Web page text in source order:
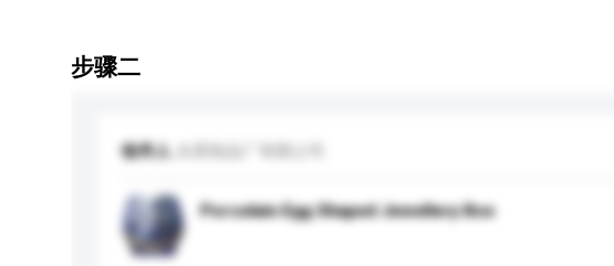
步骤二
收件人
Porcelain Egg Shaped Jewellery Box